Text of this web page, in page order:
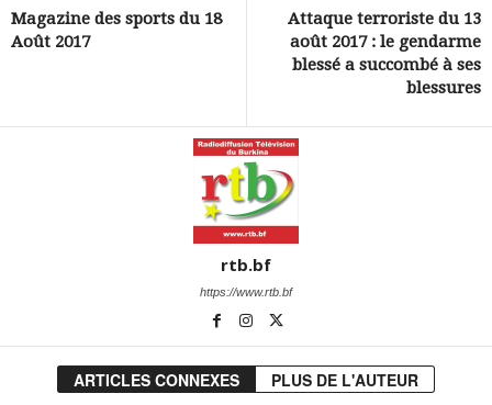
Magazine des sports du 18
Août 2017
Attaque terroriste du 13
août 2017 : le gendarme
blessé a succombé à ses
blessures
rtb.bf
https://www.rtb.bf
ARTICLES CONNEXES PLUS DE L'AUTEUR